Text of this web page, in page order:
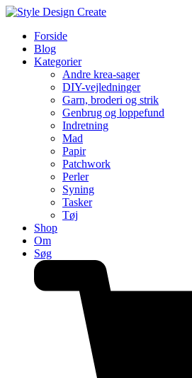
Forside
Blog
Kategorier
Andre krea-sager
DIY-vejledninger
Garn, broderi og strik
Genbrug og loppefund
Indretning
Mad
Papir
Patchwork
Perler
Syning
Tasker
Tøj
Shop
Om
Søg